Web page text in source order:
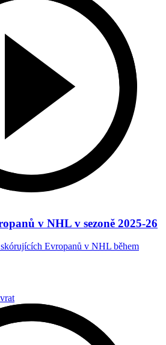
v NHL v sezoně 2025-26
Evropanů v NHL během